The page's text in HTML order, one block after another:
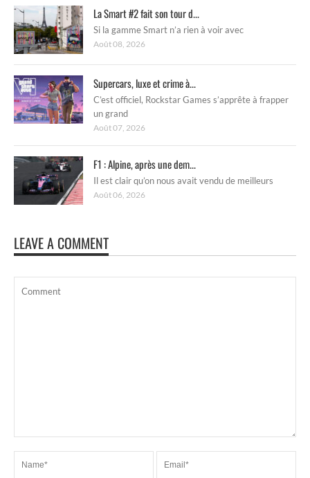
La Smart #2 fait son tour d...
Si la gamme Smart n’a rien à voir avec
Août 08, 2026
Supercars, luxe et crime à...
C’est officiel, Rockstar Games s’apprête à frapper
un grand
Août 07, 2026
F1 : Alpine, après une dem...
Il est clair qu’on nous avait vendu de meilleurs
Août 06, 2026
LEAVE A COMMENT